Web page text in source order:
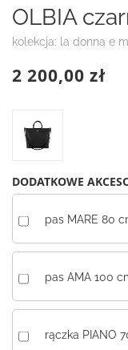
OLBIA
kolekcja: la donna e
2 200,00 zł
DODATKOWE
pas MARE 80
pas AMA 100
rączka PIANO
na
początek
galerii